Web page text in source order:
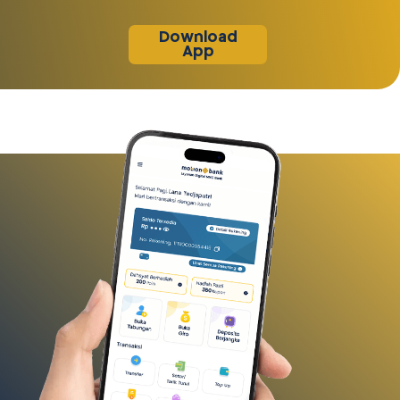
Download
App